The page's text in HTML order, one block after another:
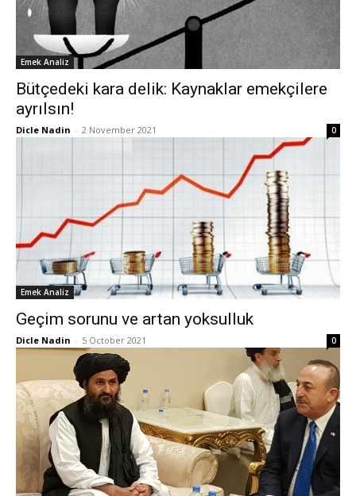
Emek Analiz
Bütçedeki kara delik: Kaynaklar emekçilere
ayrılsın!
Dicle Nadin - 2 November 2021 0
Emek Analiz
Geçim sorunu ve artan yoksulluk
Dicle Nadin - 5 October 2021 0